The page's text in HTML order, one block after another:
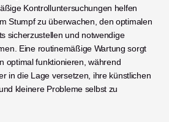
Kontrolluntersuchungen helfen
Stumpf zu überwachen, den optimalen
sicherzustellen und notwendige
Eine routinemäßige Wartung sorgt
optimal funktionieren, während
in die Lage versetzen, ihre künstlichen
kleinere Probleme selbst zu